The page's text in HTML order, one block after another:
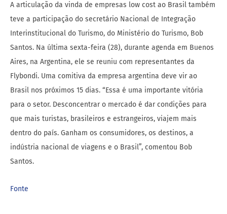
A articulação da vinda de empresas low cost ao Brasil também
teve a participação do secretário Nacional de Integração
Interinstitucional do Turismo, do Ministério do Turismo, Bob
Santos. Na última sexta-feira (28), durante agenda em Buenos
Aires, na Argentina, ele se reuniu com representantes da
Flybondi. Uma comitiva da empresa argentina deve vir ao
Brasil nos próximos 15 dias. “Essa é uma importante vitória
para o setor. Desconcentrar o mercado é dar condições para
que mais turistas, brasileiros e estrangeiros, viajem mais
dentro do país. Ganham os consumidores, os destinos, a
indústria nacional de viagens e o Brasil”, comentou Bob
Santos.​
Fonte